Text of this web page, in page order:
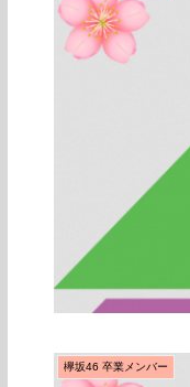
欅坂46 卒業メンバー